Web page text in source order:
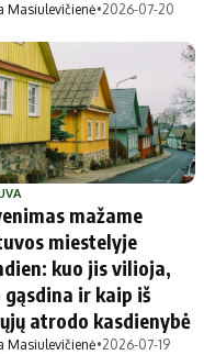
Masiulevičienė•2026-07-20
mažame
miestelyje
kuo jis vilioja,
gąsdina ir kaip iš
atrodo kasdienybė
Masiulevičienė•2026-07-19